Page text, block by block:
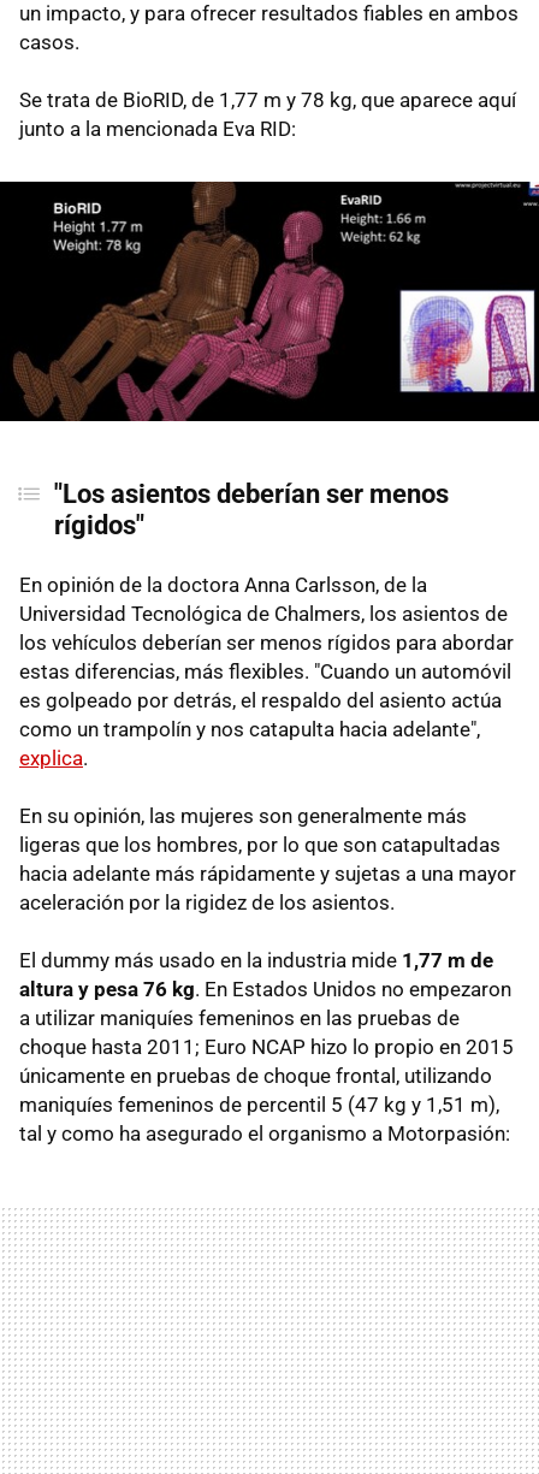
un impacto, y para ofrecer resultados fiables en ambos
casos.
Se trata de BioRID, de 1,77 m y 78 kg, que aparece aquí
junto a la mencionada Eva RID:
"Los asientos deberían ser menos
rígidos"
En opinión de la doctora Anna Carlsson, de la
Universidad Tecnológica de Chalmers, los asientos de
los vehículos deberían ser menos rígidos para abordar
estas diferencias, más flexibles. "Cuando un automóvil
es golpeado por detrás, el respaldo del asiento actúa
como un trampolín y nos catapulta hacia adelante",
explica.
En su opinión, las mujeres son generalmente más
ligeras que los hombres, por lo que son catapultadas
hacia adelante más rápidamente y sujetas a una mayor
aceleración por la rigidez de los asientos.
El dummy más usado en la industria mide 1,77 m de
altura y pesa 76 kg. En Estados Unidos no empezaron
a utilizar maniquíes femeninos en las pruebas de
choque hasta 2011; Euro NCAP hizo lo propio en 2015
únicamente en pruebas de choque frontal, utilizando
maniquíes femeninos de percentil 5 (47 kg y 1,51 m),
tal y como ha asegurado el organismo a Motorpasión: